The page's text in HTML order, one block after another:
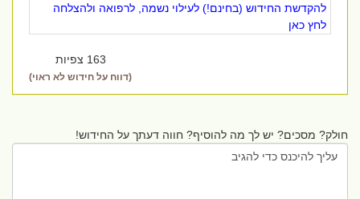
להקדשת החידוש (בחינם!) לעילוי נשמה, לרפואה ולהצלחה
לחץ כאן
163 צפיות
(דווח על חידוש לא ראוי)
חולק? מסכים? יש לך מה להוסיף? חווה דעתך על החידוש!